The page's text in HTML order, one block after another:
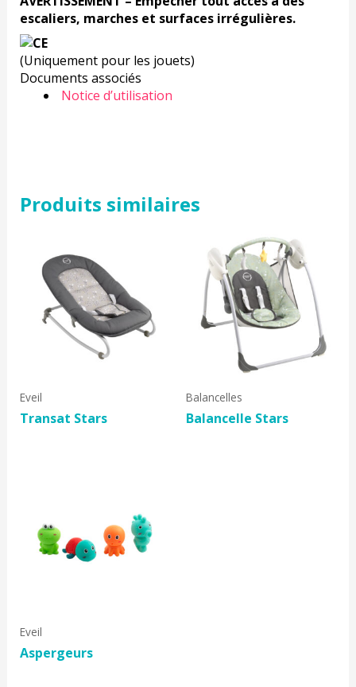
escaliers, marches et surfaces irrégulières.
(Uniquement pour les jouets)
Documents associés
Notice d’utilisation
Produits similaires
Eveil
Transat Stars
Balancelles
Balancelle Stars
Eveil
Aspergeurs